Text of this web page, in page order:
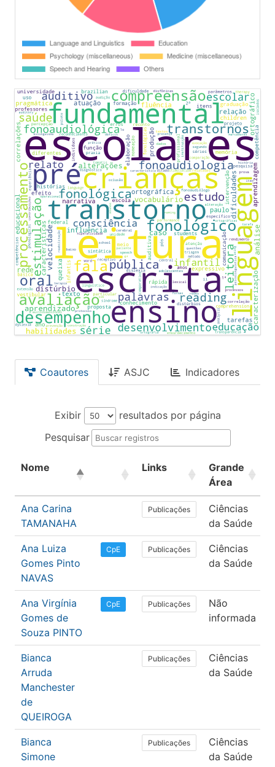
Coautores ASJC Indicadores
Exibir
resultados por página
Pesquisar
Nome Links
Grande
Área
Ana Carina
TAMANAHA
Publicações
Ciências
da Saúde
Ana Luiza
Gomes Pinto
NAVAS
CpE Publicações
Ciências
da Saúde
Ana Virgínia
Gomes de
Souza PINTO
CpE Publicações
Não
informada
Bianca
Arruda
Manchester
de
QUEIROGA
Publicações
Ciências
da Saúde
Bianca
Simone
Publicações
Ciências
da Saúde